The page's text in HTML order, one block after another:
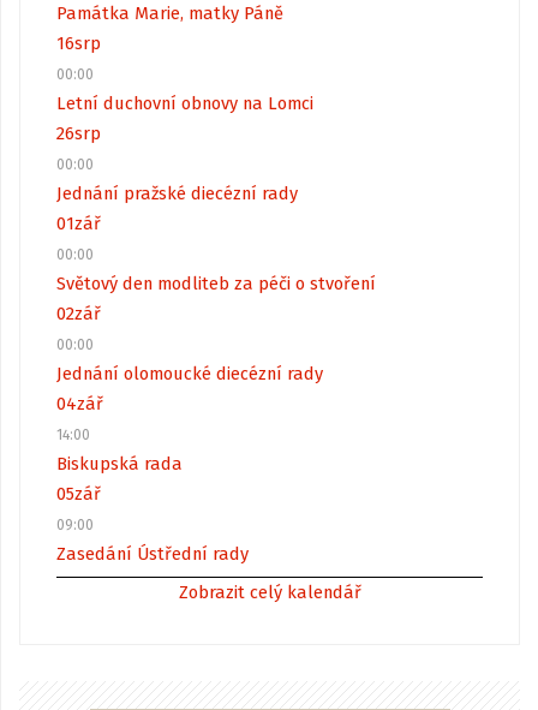
Památka Marie, matky Páně
16srp
00:00
Letní duchovní obnovy na Lomci
26srp
00:00
Jednání pražské diecézní rady
01zář
00:00
Světový den modliteb za péči o stvoření
02zář
00:00
Jednání olomoucké diecézní rady
04zář
14:00
Biskupská rada
05zář
09:00
Zasedání Ústřední rady
Zobrazit celý kalendář